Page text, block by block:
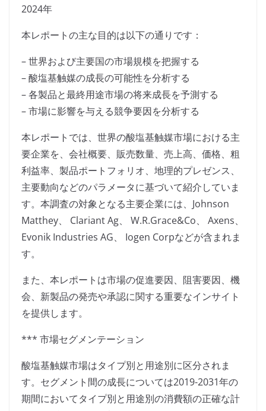
2024年
本レポートの主な目的は以下の通りです：
– 世界および主要国の市場規模を把握する
– 酸塩基触媒の成長の可能性を分析する
– 各製品と最終用途市場の将来成長を予測する
– 市場に影響を与える競争要因を分析する
本レポートでは、世界の酸塩基触媒市場における主
要企業を、会社概要、販売数量、売上高、価格、粗
利益率、製品ポートフォリオ、地理的プレゼンス、
主要動向などのパラメータに基づいて紹介していま
す。本調査の対象となる主要企業には、Johnson
Matthey、 Clariant Ag、 W.R.Grace&Co、 Axens、
Evonik Industries AG、 Iogen Corpなどが含まれま
す。
また、本レポートは市場の促進要因、阻害要因、機
会、新製品の発売や承認に関する重要なインサイト
を提供します。
*** 市場セグメンテーション
酸塩基触媒市場はタイプ別と用途別に区分されま
す。セグメント間の成長については2019-2031年の
期間においてタイプ別と用途別の消費額の正確な計